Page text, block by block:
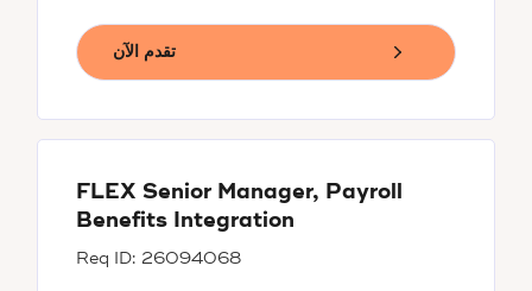
تقدم الآن
FLEX Senior Manager, Payroll
Benefits Integration
26094068